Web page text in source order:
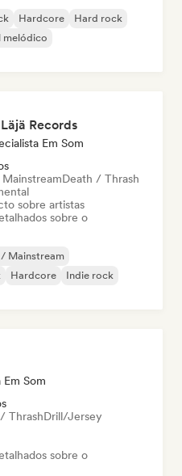
Hardcore
Hard rock
melódico
Records
Em Som
Death / Thrash
sobre artistas
sobre o
Mainstream
Hardcore
Indie rock
Em Som
ThrashDrill/Jersey
sobre o